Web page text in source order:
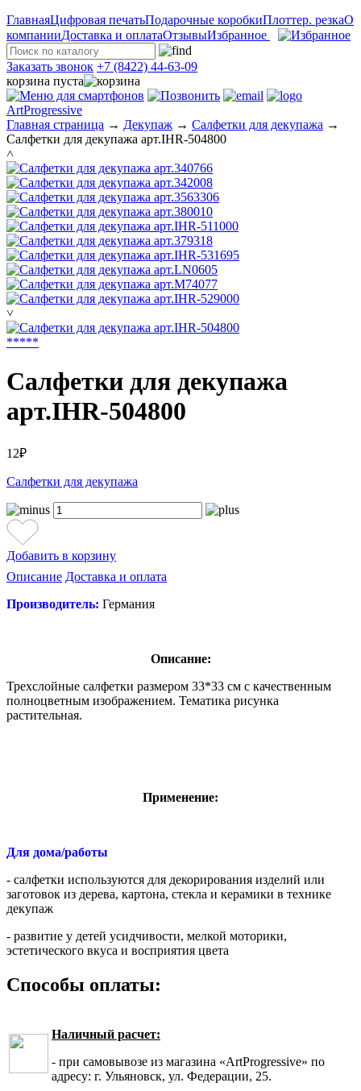
ГлавнаяЦифровая печатьПодарочные коробкиПлоттер. резкаО
компанииДоставка и оплатаОтзывыИзбранное
Заказать звонок +7 (8422) 44-63-09
корзина пуста
ArtProgressive
Главная страница → Декупаж → Салфетки для декупажа →
Салфетки для декупажа арт.IHR-504800
˄
˅
*****
Салфетки для декупажа
арт.IHR-504800
12₽
Салфетки для декупажа
Добавить в корзину
Описание Доставка и оплата
Производитель: Германия
Описание:
Трехслойные салфетки размером 33*33 см с качественным
полноцветным изображением. Тематика рисунка
растительная.
Применение:
Для дома/работы
- салфетки используются для декорирования изделий или
заготовок из дерева, картона, стекла и керамики в технике
декупаж
- развитие у детей усидчивости, мелкой моторики,
эстетического вкуса и восприятия цвета
Способы оплаты:
Наличный расчет:
- при самовывозе из магазина «ArtProgressive» по
адресу: г. Ульяновск, ул. Федерации, 25.